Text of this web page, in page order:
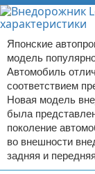
Японские
модель
Автомобиль
соответствием
Новая модель
была
поколение
во внешности
задняя и